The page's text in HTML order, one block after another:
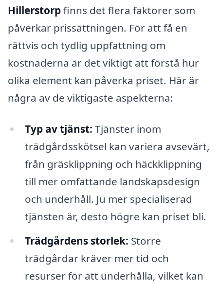
Hillerstorpfinns det flera faktorer som
påverkar prissättningen. För att få en
rättvis och tydlig uppfattning om
kostnaderna är det viktigt att förstå hur
olika element kan påverka priset. Här är
några av de viktigaste aspekterna:
Typ av tjänst: Tjänster inom
trädgårdsskötsel kan variera avsevärt,
från gräsklippning och häckklippning
till mer omfattande landskapsdesign
och underhåll. Ju mer specialiserad
tjänsten är, desto högre kan priset bli.
Trädgårdens storlek: Större
trädgårdar kräver mer tid och
resurser för att underhålla, vilket kan